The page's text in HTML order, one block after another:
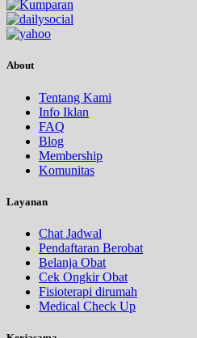
About
Tentang Kami
Info Iklan
FAQ
Blog
Membership
Komunitas
Layanan
Chat Jadwal
Pendaftaran Berobat
Belanja Obat
Cek Ongkir Obat
Fisioterapi dirumah
Medical Check Up